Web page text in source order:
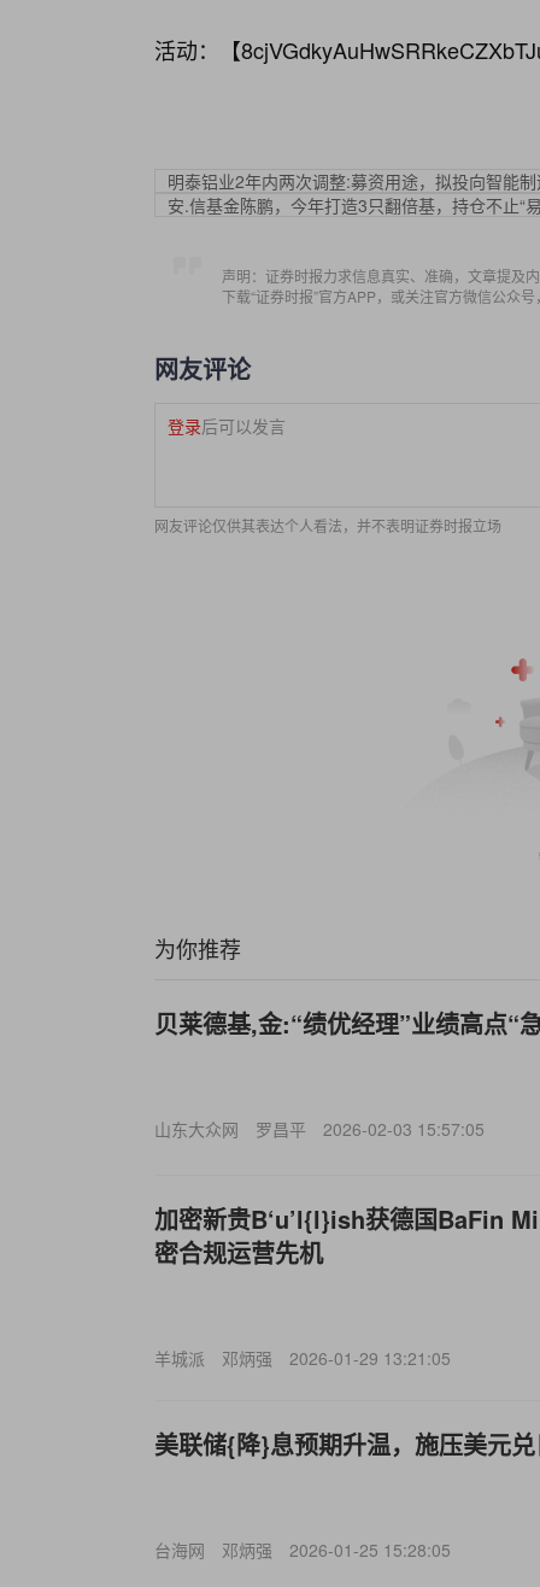
活动：【
明泰铝业2年内两次调整:募资用途，拟投向智能
安.信基金陈鹏，今年打造3只翻倍基，持仓不止“
声明：证券时报力求信息真实、准确，文章提及
下载“证券时报”官方APP，或关注官方微信公众
网友评论
登录后可以发言
网友评论仅供其表达个人看法，并不表明证券时报立场
为你推荐
贝莱德基,金:“绩优经理”业绩高点“
山东大众网 罗昌平 2026-02-03 15:57:05
加密新贵B‘u’l{l}ish获德国BaFin
密合规运营先机
羊城派 邓炳强 2026-01-29 13:21:05
美联储{降}息预期升温，施压美元
台海网 邓炳强 2026-01-25 15:28:05